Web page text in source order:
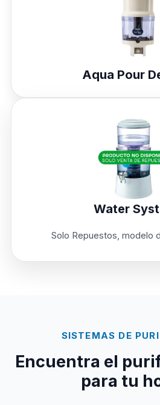
Aqua Pour
Water
Solo Repuestos, modelo
SISTEMAS DE
Encuentra el
para tu